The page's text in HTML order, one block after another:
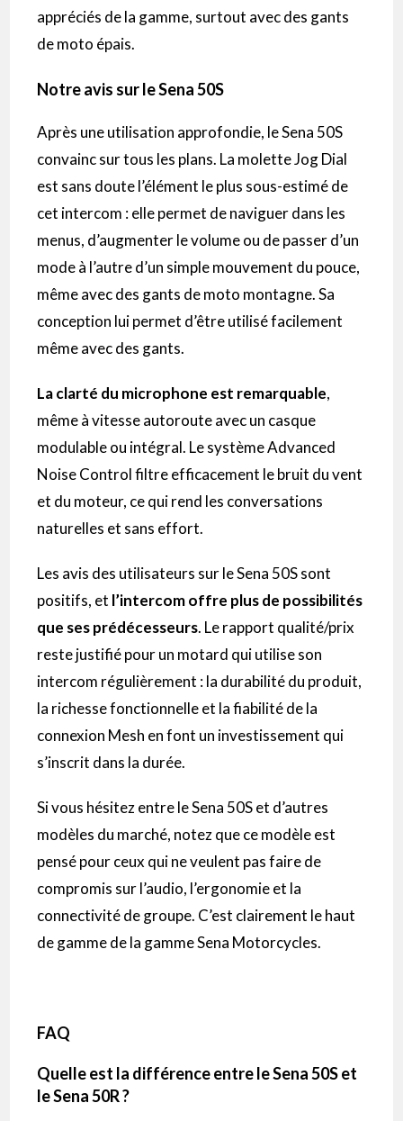
appréciés de la gamme, surtout avec des gants
de moto épais.
Notre avis sur le Sena 50S
Après une utilisation approfondie, le Sena 50S
convainc sur tous les plans. La molette Jog Dial
est sans doute l’élément le plus sous-estimé de
cet intercom : elle permet de naviguer dans les
menus, d’augmenter le volume ou de passer d’un
mode à l’autre d’un simple mouvement du pouce,
même avec des gants de moto montagne. Sa
conception lui permet d’être utilisé facilement
même avec des gants.
La clarté du microphone est remarquable,
même à vitesse autoroute avec un casque
modulable ou intégral. Le système Advanced
Noise Control filtre efficacement le bruit du vent
et du moteur, ce qui rend les conversations
naturelles et sans effort.
Les avis des utilisateurs sur le Sena 50S sont
positifs, et l’intercom offre plus de possibilités
que ses prédécesseurs. Le rapport qualité/prix
reste justifié pour un motard qui utilise son
intercom régulièrement : la durabilité du produit,
la richesse fonctionnelle et la fiabilité de la
connexion Mesh en font un investissement qui
s’inscrit dans la durée.
Si vous hésitez entre le Sena 50S et d’autres
modèles du marché, notez que ce modèle est
pensé pour ceux qui ne veulent pas faire de
compromis sur l’audio, l’ergonomie et la
connectivité de groupe. C’est clairement le haut
de gamme de la gamme Sena Motorcycles.
FAQ
Quelle est la différence entre le Sena 50S et
le Sena 50R ?